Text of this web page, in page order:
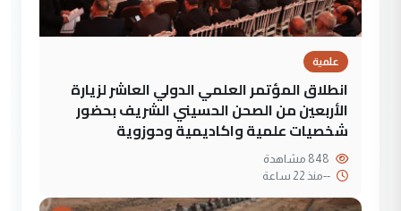
علمية
انطلاق المؤتمر العلمي الدولي العاشر لزيارة
الأربعين من الصحن الحسيني الشريف بحضور
شخصيات علمية واكاديمية وحوزوية
--منذ 22 ساعة